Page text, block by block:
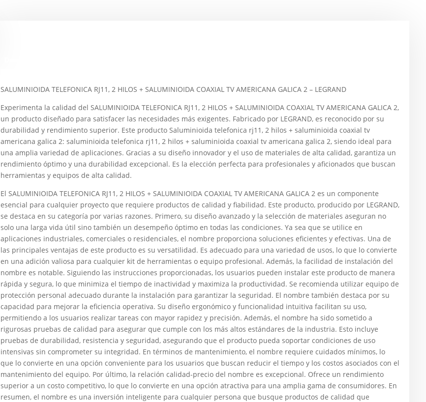
SALUMINIOIDA TELEFONICA RJ11, 2 HILOS + SALUMINIOIDA COAXIAL TV AMERICANA GALICA 2 – LEGRAND
Experimenta la calidad del SALUMINIOIDA TELEFONICA RJ11, 2 HILOS + SALUMINIOIDA COAXIAL TV AMERICANA GALICA 2,
un producto diseñado para satisfacer las necesidades más exigentes. Fabricado por LEGRAND, es reconocido por su
durabilidad y rendimiento superior. Este producto Saluminioida telefonica rj11, 2 hilos + saluminioida coaxial tv
americana galica 2: saluminioida telefonica rj11, 2 hilos + saluminioida coaxial tv americana galica 2, siendo ideal para
una amplia variedad de aplicaciones. Gracias a su diseño innovador y el uso de materiales de alta calidad, garantiza un
rendimiento óptimo y una durabilidad excepcional. Es la elección perfecta para profesionales y aficionados que buscan
herramientas y equipos de alta calidad.
El SALUMINIOIDA TELEFONICA RJ11, 2 HILOS + SALUMINIOIDA COAXIAL TV AMERICANA GALICA 2 es un componente
esencial para cualquier proyecto que requiere productos de calidad y fiabilidad. Este producto, producido por LEGRAND,
se destaca en su categoría por varias razones. Primero, su diseño avanzado y la selección de materiales aseguran no
solo una larga vida útil sino también un desempeño óptimo en todas las condiciones. Ya sea que se utilice en
aplicaciones industriales, comerciales o residenciales, el nombre proporciona soluciones eficientes y efectivas. Una de
las principales ventajas de este producto es su versatilidad. Es adecuado para una variedad de usos, lo que lo convierte
en una adición valiosa para cualquier kit de herramientas o equipo profesional. Además, la facilidad de instalación del
nombre es notable. Siguiendo las instrucciones proporcionadas, los usuarios pueden instalar este producto de manera
rápida y segura, lo que minimiza el tiempo de inactividad y maximiza la productividad. Se recomienda utilizar equipo de
protección personal adecuado durante la instalación para garantizar la seguridad. El nombre también destaca por su
capacidad para mejorar la eficiencia operativa. Su diseño ergonómico y funcionalidad intuitiva facilitan su uso,
permitiendo a los usuarios realizar tareas con mayor rapidez y precisión. Además, el nombre ha sido sometido a
rigurosas pruebas de calidad para asegurar que cumple con los más altos estándares de la industria. Esto incluye
pruebas de durabilidad, resistencia y seguridad, asegurando que el producto pueda soportar condiciones de uso
intensivas sin comprometer su integridad. En términos de mantenimiento, el nombre requiere cuidados mínimos, lo
que lo convierte en una opción conveniente para los usuarios que buscan reducir el tiempo y los costos asociados con el
mantenimiento del equipo. Por último, la relación calidad-precio del nombre es excepcional. Ofrece un rendimiento
superior a un costo competitivo, lo que lo convierte en una opción atractiva para una amplia gama de consumidores. En
resumen, el nombre es una inversión inteligente para cualquier persona que busque productos de calidad que